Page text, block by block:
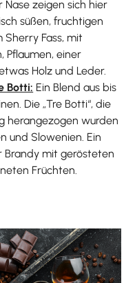
Nase zeigen sich hier
süßen, fruchtigen
Fass, mit
Pflaumen, einer
Holz und Leder.
Botti: Ein Blend aus bis
Die „Tre Botti“, die
herangezogen wurden
und Slowenien. Ein
Brandy mit gerösteten
Früchten.